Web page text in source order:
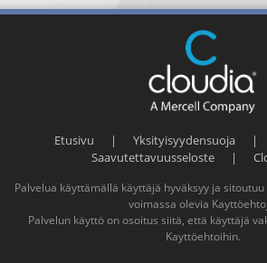
Etusivu | Yksityisyydensuoja |
Saavutettavuusseloste
|
Palvelua käyttämällä käyttäjä hyväksyy ja
voimassa olevia
Palvelun käyttö on osoitus siitä, että käyttäjä
Kayttöehtoihin.